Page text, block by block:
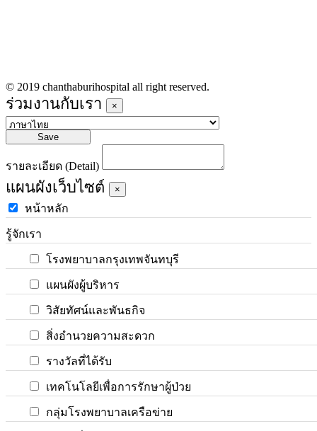
© 2019 chanthaburihospital all right reserved.
ร่วมงานกับเรา ×
Save
รายละเอียด (Detail)
แผนผังเว็บไซต์ ×
หน้าหลัก
รู้จักเรา
โรงพยาบาลกรุงเทพจันทบุรี
แผนผังผู้บริหาร
วิสัยทัศน์และพันธกิจ
สิ่งอำนวยความสะดวก
รางวัลที่ได้รับ
เทคโนโลยีเพื่อการรักษาผู้ป่วย
กลุ่มโรงพยาบาลเครือข่าย